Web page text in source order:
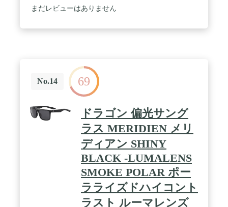
まだレビューはありません
No.14 69
ドラゴン 偏光サング
ラス MERIDIEN メリ
ディアン SHINY
BLACK -LUMALENS
SMOKE POLAR ポー
ラライズドハイコント
ラスト ルーマレンズ